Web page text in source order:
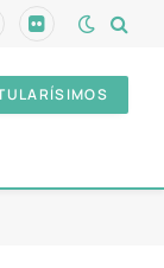
Flickr